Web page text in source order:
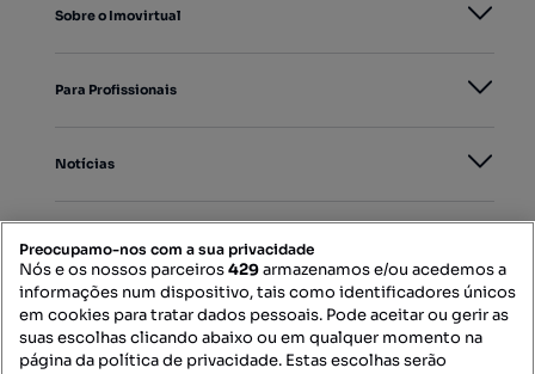
Sobre o Imovirtual
Para Profissionais
Notícias
Mapa do Site
Preocupamo-nos com a sua privacidade
Nós e os nossos parceiros429armazenamos e/ou acedemos a
informações num dispositivo, tais como identificadores únicos
em cookies para tratar dados pessoais. Pode aceitar ou gerir as
suas escolhas clicando abaixo ou em qualquer momento na
página da política de privacidade. Estas escolhas serão